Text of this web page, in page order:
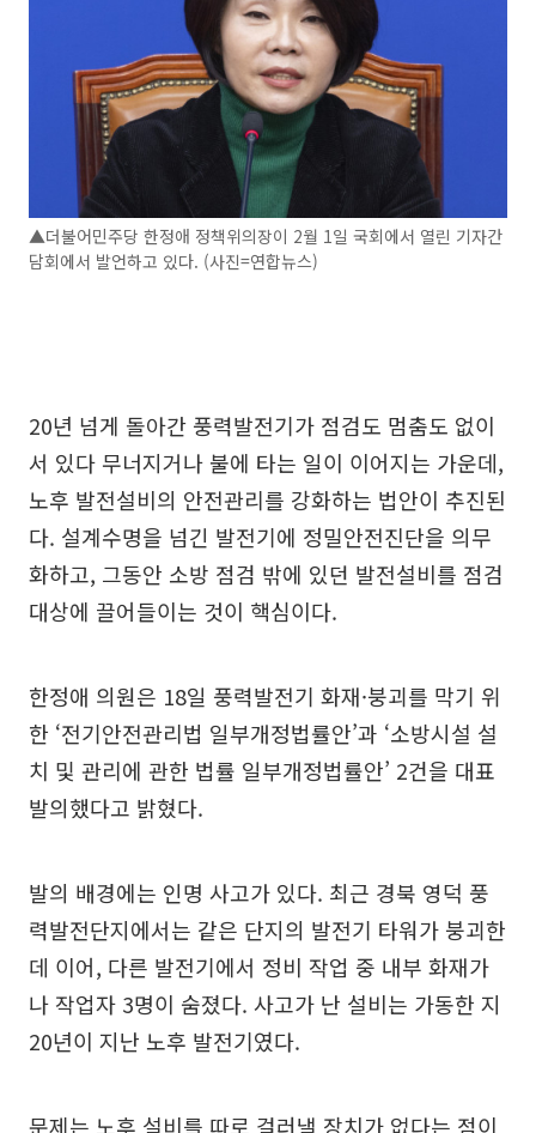
▲더불어민주당 한정애 정책위의장이 2월 1일 국회에서 열린 기자간
담회에서 발언하고 있다. (사진=연합뉴스)
20년 넘게 돌아간 풍력발전기가 점검도 멈춤도 없이
서 있다 무너지거나 불에 타는 일이 이어지는 가운데,
노후 발전설비의 안전관리를 강화하는 법안이 추진된
다. 설계수명을 넘긴 발전기에 정밀안전진단을 의무
화하고, 그동안 소방 점검 밖에 있던 발전설비를 점검
대상에 끌어들이는 것이 핵심이다.
한정애 의원은 18일 풍력발전기 화재·붕괴를 막기 위
한 ‘전기안전관리법 일부개정법률안’과 ‘소방시설 설
치 및 관리에 관한 법률 일부개정법률안’ 2건을 대표
발의했다고 밝혔다.
발의 배경에는 인명 사고가 있다. 최근 경북 영덕 풍
력발전단지에서는 같은 단지의 발전기 타워가 붕괴한
데 이어, 다른 발전기에서 정비 작업 중 내부 화재가
나 작업자 3명이 숨졌다. 사고가 난 설비는 가동한 지
20년이 지난 노후 발전기였다.
문제는 노후 설비를 따로 걸러낼 장치가 없다는 점이